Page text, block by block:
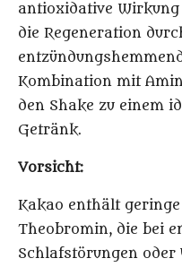
antioxidative
die Regeneration
Kombination mit
den Shake zu einem
Getränk.
Vorsicht:
Kakao enthält
Theobromin, die bei
Schlafstörungen oder